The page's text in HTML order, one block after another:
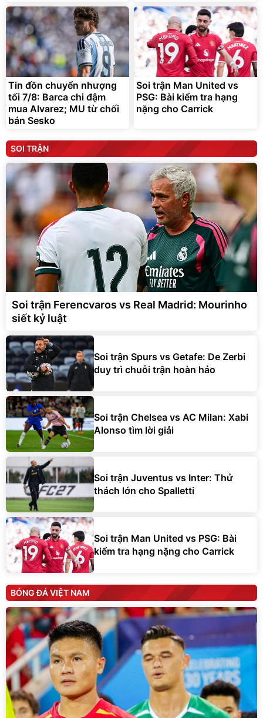
Tin đồn chuyển nhượng
tối 7/8: Barca chi đậm
mua Alvarez; MU từ chối
bán Sesko
Soi trận Man United vs
PSG: Bài kiểm tra hạng
nặng cho Carrick
SOI TRẬN
Soi trận Ferencvaros vs Real Madrid: Mourinho
siết kỷ luật
Soi trận Spurs vs Getafe: De Zerbi
duy trì chuỗi trận hoàn hảo
Soi trận Chelsea vs AC Milan: Xabi
Alonso tìm lời giải
Soi trận Juventus vs Inter: Thử
thách lớn cho Spalletti
Soi trận Man United vs PSG: Bài
kiểm tra hạng nặng cho Carrick
BÓNG ĐÁ VIỆT NAM